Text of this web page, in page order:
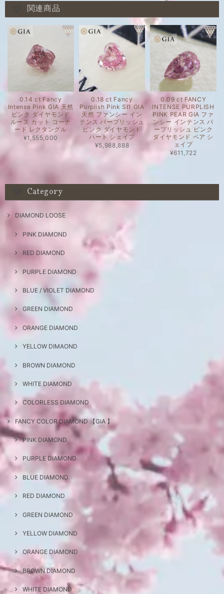
関連商品
0.14 ct Fancy
Intense Pink GIA 天然
ピンク ダイヤモンド
ルース カット コーナ
ード レクタングル
¥1,555,000
0.18 ct Fancy
Purplish Pink SI1 GIA
天然 ファンシー イン
テンス パープリッシュ
ピンク ダイヤモンド
ハート シェイプ
¥5,988,888
0.09 ct FANCY
INTENSE PURPLISH
PINK PEAR GIA ファ
ンシー インテンス パ
ープリッシュ ピンク
ダイヤモンド ペア シ
ェイプ
¥611,722
Category
DIAMOND LOOSE
PINK DIAMOND
RED DIAMOND
PURPLE DIAMOND
BLUE / VIOLET DIAMOND
GREEN DIAMOND
ORANGE DIAMOND
YELLOW DIMAOND
BROWN DIAMOND
WHITE DIAMOND
COLORLESS DIAMOND
FANCY COLOR DIAMOND 【GIA 】
PINK DIAMOND
PURPLE DIAMOND
BLUE DIAMOND
RED DIAMOND
GREEN DIAMOND
YELLOW DIAMOND
ORANGE DIAMOND
BROWN DIAMOND
WHITE DIAMOND